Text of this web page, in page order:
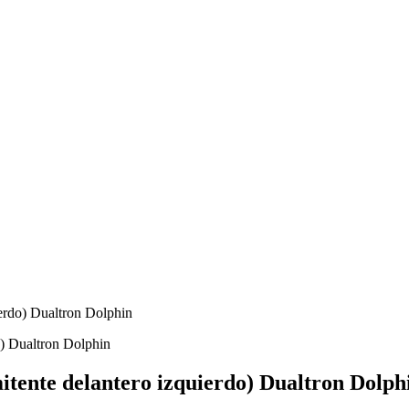
Dualtron Dolphin
delantero izquierdo) Dualtron